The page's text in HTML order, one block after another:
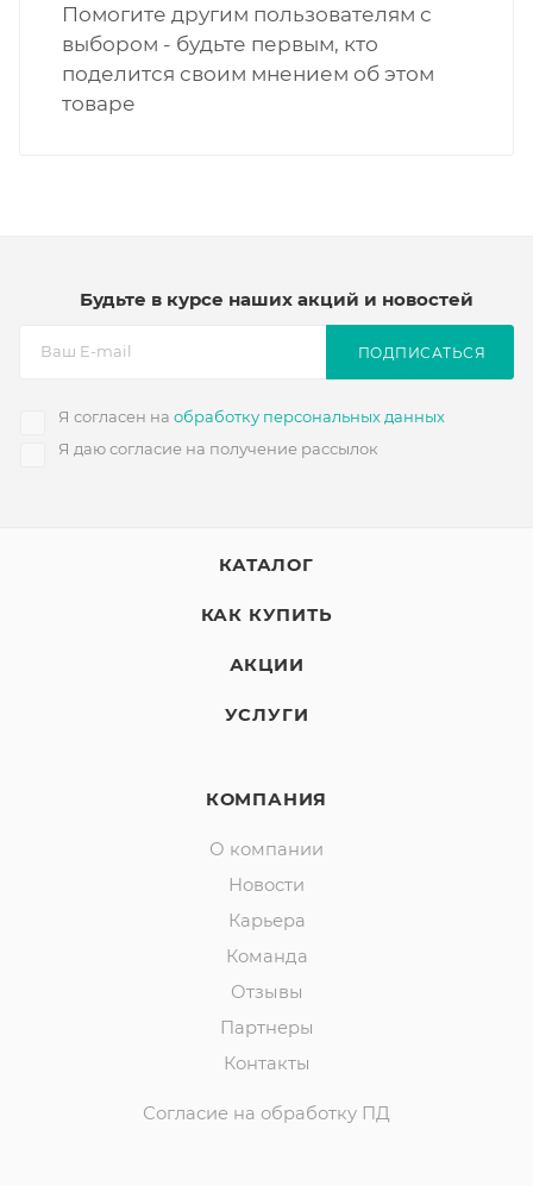
Помогите другим пользователям с
выбором - будьте первым, кто
поделится своим мнением об этом
товаре
Будьте в курсе наших акций и новостей
Я согласен на обработку персональных данных
Я даю согласие на получение рассылок
ПОДПИСАТЬСЯ
КАТАЛОГ
КАК КУПИТЬ
АКЦИИ
УСЛУГИ
КОМПАНИЯ
О компании
Новости
Карьера
Команда
Отзывы
Партнеры
Контакты
Согласие на обработку ПД